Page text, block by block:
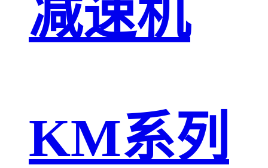
减速机
KM系列